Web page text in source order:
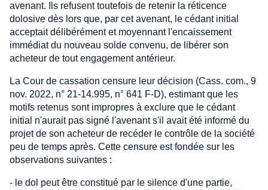
avenant. Ils refusent toutefois de retenir la réticence
dolosive dès lors que, par cet avenant, le cédant initial
acceptait délibérément et moyennant l'encaissement
immédiat du nouveau solde convenu, de libérer son
acheteur de tout engagement antérieur.
La Cour de cassation censure leur décision (Cass. com., 9
nov. 2022, n° 21-14.995, n° 641 F-D), estimant que les
motifs retenus sont impropres à exclure que le cédant
initial n'aurait pas signé l'avenant s'il avait été informé du
projet de son acheteur de recéder le contrôle de la société
peu de temps après. Cette censure est fondée sur les
observations suivantes :
- le dol peut être constitué par le silence d'une partie,